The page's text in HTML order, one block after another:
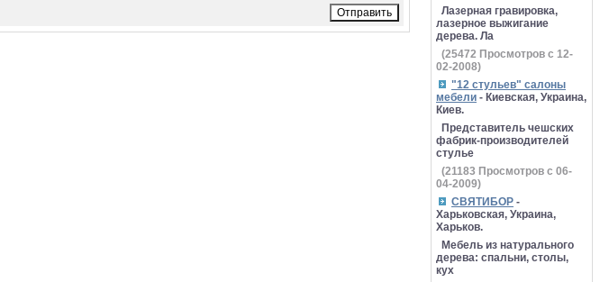
Лазерная гравировка,
лазерное выжигание
дерева. Ла
(25472 Просмотров с 12-
02-2008)
"12 стульев" салоны
мебели - Киевская, Украина,
Киев.
Представитель чешских
фабрик-производителей
стулье
(21183 Просмотров с 06-
04-2009)
СВЯТИБОР -
Харьковская, Украина,
Харьков.
Мебель из натурального
дерева: спальни, столы,
кух